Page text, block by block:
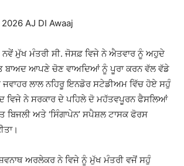
2026 AJ DI Awaaj
ਮੁੱਖ ਮੰਤਰੀ ਸੀ. ਜੋਸਫ਼ ਵਿਜੇ ਨੇ ਐਤਵਾਰ ਨੂੰ ਅਹੁਦੇ
ਬਾਅਦ ਆਪਣੇ ਚੋਣ ਵਾਅਦਿਆਂ ਨੂੰ ਪੂਰਾ ਕਰਨ ਵੱਲ ਵੱਡੇ
ਲਾਲ ਨਹਿਰੂ ਇਨਡੋਰ ਸਟੇਡੀਅਮ ਵਿੱਚ ਹੋਏ ਸਹੁੰ
ਵਿਜੇ ਨੇ ਸਰਕਾਰ ਦੇ ਪਹਿਲੇ ਦੋ ਮਹੱਤਵਪੂਰਨ ਫੈਸਲਿਆਂ
ਬਿਜਲੀ ਅਤੇ ‘ਸਿੰਗਾਪੇਨ’ ਸਪੈਸ਼ਲ ਟਾਸਕ ਫੋਰਸ
ਅਰਲੇਕਰ ਨੇ ਵਿਜੇ ਨੂੰ ਮੁੱਖ ਮੰਤਰੀ ਵਜੋਂ ਸਹੁੰ